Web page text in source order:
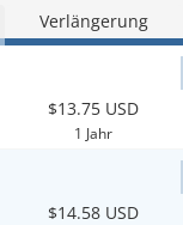
Verlängerung
$13.75 USD
1 Jahr
$14.58 USD